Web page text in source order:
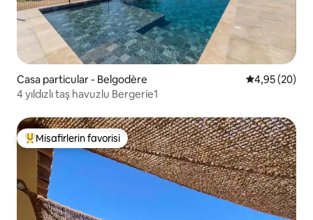
Casa particular - Belgodère 5 üzerinden
4,95 (20)
4 yıldızlı taş havuzlu Bergerie1
Misafirlerin favorilerinden en beğenilenler arasında
Misafirlerin favorisi